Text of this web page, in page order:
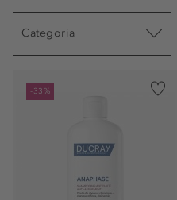
Categoria
-33%